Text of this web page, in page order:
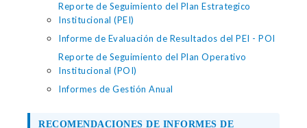
Reporte de Seguimiento del Plan Estrategico
Institucional (PEI)
Informe de Evaluación de Resultados del PEI - POI
Reporte de Seguimiento del Plan Operativo
Institucional (POI)
Informes de Gestión Anual
RECOMENDACIONES DE INFORMES DE